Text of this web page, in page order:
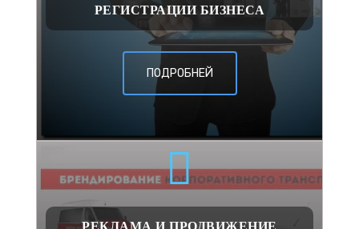
РЕГИСТРАЦИИ БИЗНЕСА
ПОДРОБНЕЙ
РЕКЛАМА И ПРОДВИЖЕНИЕ